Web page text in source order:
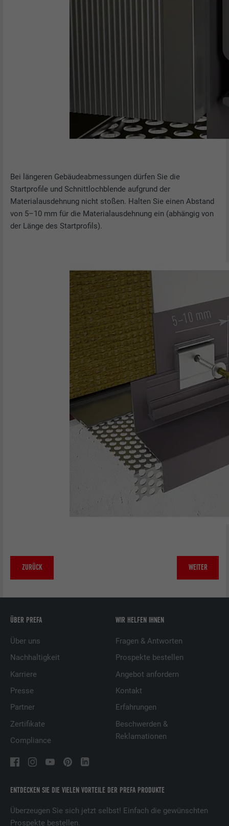
Bei längeren Gebäudeabmessungen dürfen Sie die
Startprofile und Schnittlochblende aufgrund der
Materialausdehnung nicht stoßen. Halten Sie einen Abstand
von 5–10 mm für die Materialausdehnung ein (abhängig von
der Länge des Startprofils).
ZURÜCK WEITER
ENTDECKEN SIE DIE VIELEN VORTEILE DER PREFA PRODUKTE
Überzeugen Sie sich jetzt selbst! Einfach die gewünschten
Prospekte bestellen.
ÜBER PREFA
Über uns
Nachhaltigkeit
Karriere
Presse
Partner
Zertifikate
Compliance
WIR HELFEN IHNEN
Fragen & Antworten
Prospekte bestellen
Angebot anfordern
Kontakt
Erfahrungen
Beschwerden &
Reklamationen